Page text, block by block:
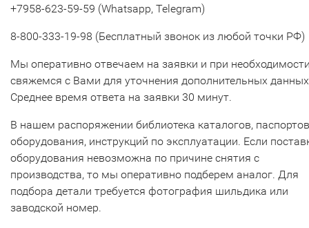
+7958-623-59-59 (Whatsapp, Telegram)
8-800-333-19-98 (Бесплатный звонок из любой точки РФ)
Мы оперативно отвечаем на заявки и при
свяжемся с Вами для уточнения дополнительных
Среднее время ответа на заявки 30 минут.
В нашем распоряжении библиотека каталогов, паспортов
оборудования, инструкций по эксплуатации. Если
оборудования невозможна по причине снятия с
производства, то мы оперативно подберем аналог. Для
подбора детали требуется фотография шильдика или
заводской номер.